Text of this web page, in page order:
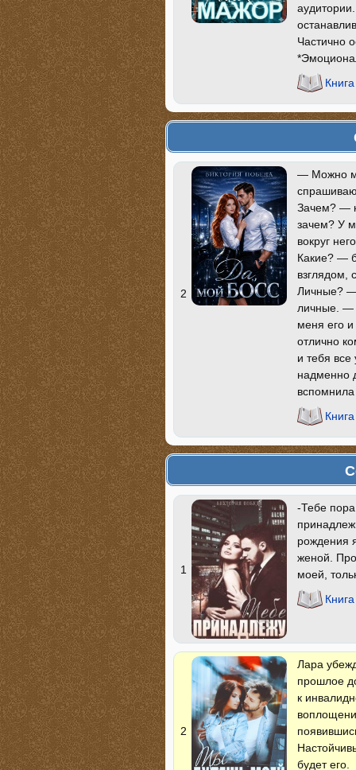
Частично
2
— Можно
Зачем? —
зачем? У
вокруг
Какие? —
взглядом,
Личные? —
личные. —
меня его
отлично
и тебя
надменно
1
-Тебе
рождения
женой.
моей,
2
Лара
прошлое
к
будет его.